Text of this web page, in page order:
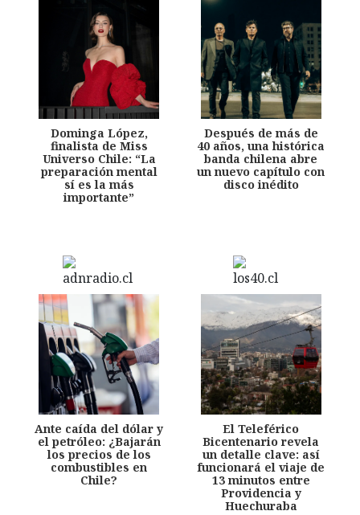
Dominga López,
finalista de Miss
Universo Chile: “La
preparación mental
sí es la más
importante”
Después de más de
40 años, una histórica
banda chilena abre
un nuevo capítulo con
disco inédito
Ante caída del dólar y
el petróleo: ¿Bajarán
los precios de los
combustibles en
Chile?
El Teleférico
Bicentenario revela
un detalle clave: así
funcionará el viaje de
13 minutos entre
Providencia y
Huechuraba